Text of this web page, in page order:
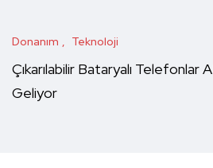
Donanım Teknoloji
Çıkarılabilir Bataryalı Telefonlar
Geliyor